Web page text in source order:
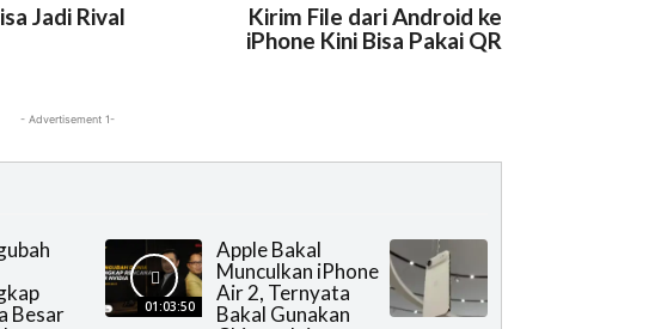
Jadi Rival
Kirim File dari Android ke
iPhone Kini Bisa Pakai QR
- Advertisement 1-
01:03:50
Besar
Apple Bakal
Munculkan iPhone
Air 2, Ternyata
Bakal Gunakan